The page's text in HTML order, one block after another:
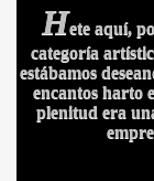
Hete aquí,
categoría
estábamos
encantos harto
plenitud era